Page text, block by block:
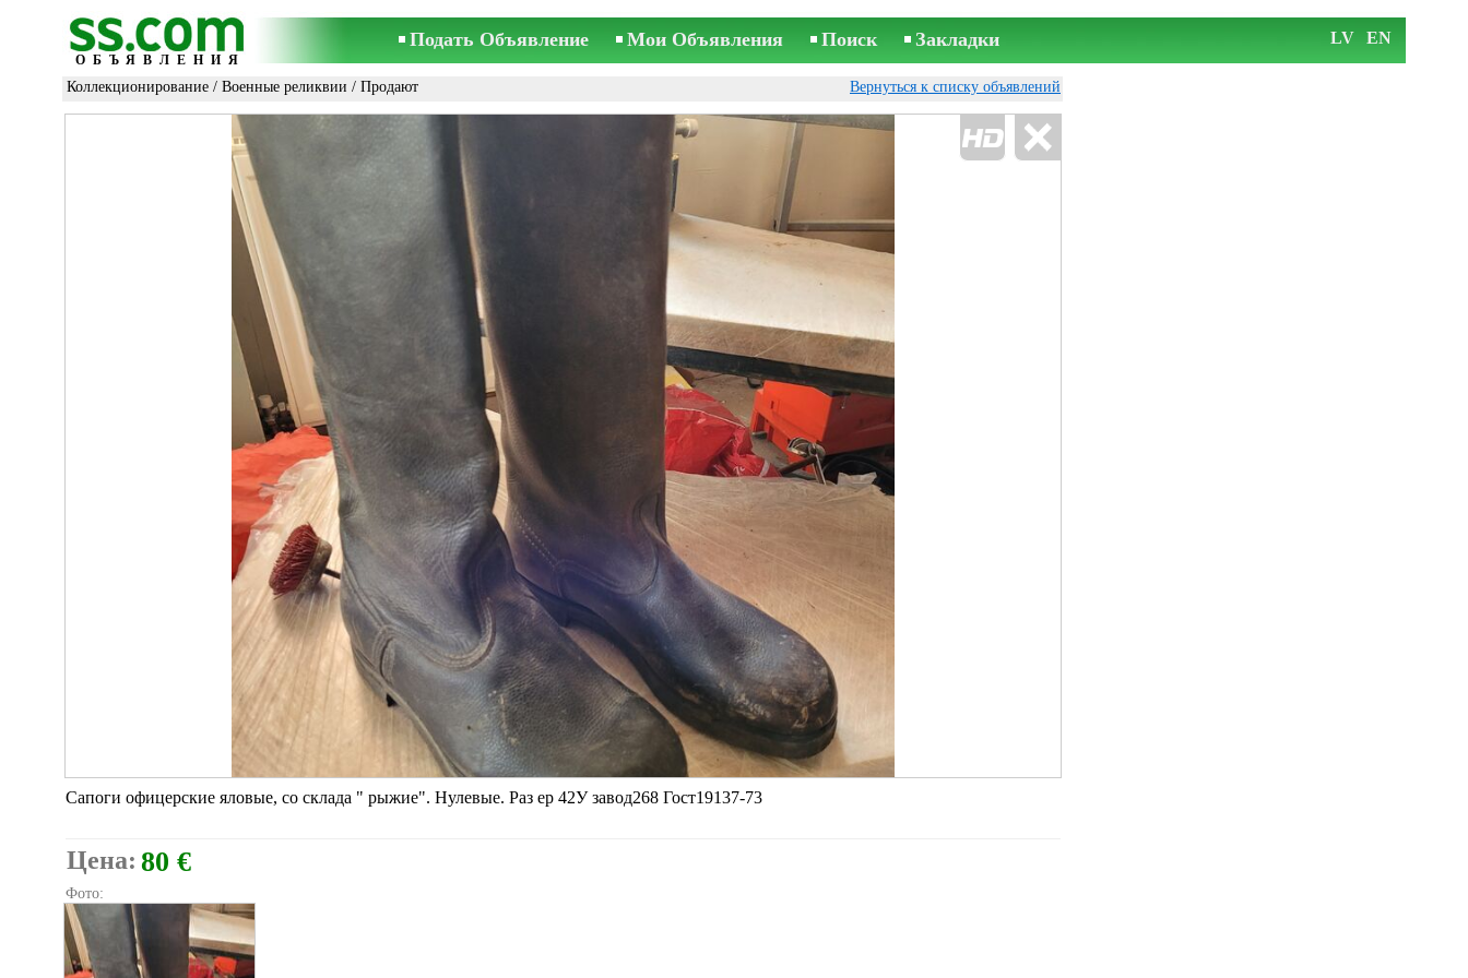
ОБЪЯВЛЕНИЯ
Подать Объявление Мои Объявления Поиск Закладки LV EN
Коллекционирование / Военные реликвии / Продают Вернуться к списку объявлений
Сапоги офицерские яловые, со склада " рыжие". Нулевые. Раз ер 42У завод268 Гост19137-73
Цена: 80 €
Фото: